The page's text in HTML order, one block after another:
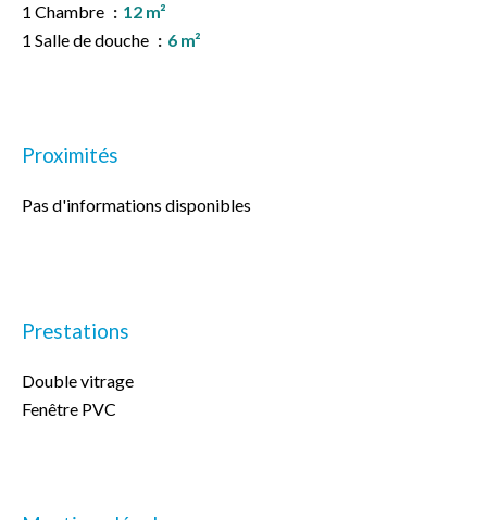
1 Chambre
12 m²
1 Salle de douche
6 m²
Proximités
Pas d'informations disponibles
Prestations
Double vitrage
Fenêtre PVC